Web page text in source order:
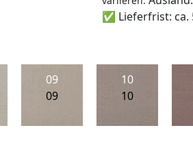
✅ Lieferfrist: ca.
09
09
10
10